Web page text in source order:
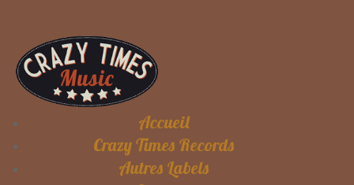
Accueil
Crazy Times Records
Autres Labels